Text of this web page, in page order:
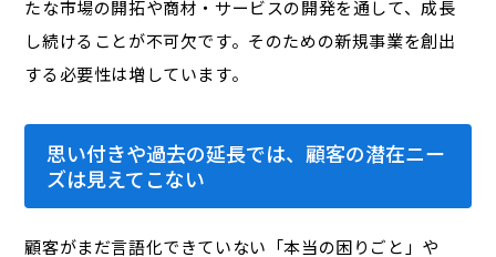
たな市場の開拓や商材・サービスの開発を通して、成長
し続けることが不可欠です。そのための新規事業を創出
する必要性は増しています。
思い付きや過去の延長では、顧客の潜在ニー
ズは見えてこない
顧客がまだ言語化できていない「本当の困りごと」や